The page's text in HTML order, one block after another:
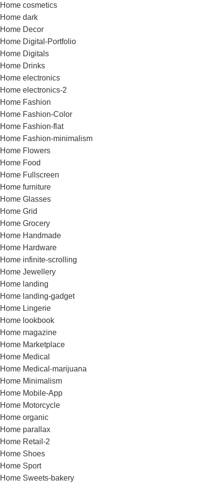
Home cosmetics
Home dark
Home Decor
Home Digital-Portfolio
Home Digitals
Home Drinks
Home electronics
Home electronics-2
Home Fashion
Home Fashion-Color
Home Fashion-flat
Home Fashion-minimalism
Home Flowers
Home Food
Home Fullscreen
Home furniture
Home Glasses
Home Grid
Home Grocery
Home Handmade
Home Hardware
Home infinite-scrolling
Home Jewellery
Home landing
Home landing-gadget
Home Lingerie
Home lookbook
Home magazine
Home Marketplace
Home Medical
Home Medical-marijuana
Home Minimalism
Home Mobile-App
Home Motorcycle
Home organic
Home parallax
Home Retail-2
Home Shoes
Home Sport
Home Sweets-bakery